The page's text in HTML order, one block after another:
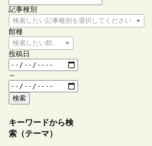
記事種別
検索したい記事種別を選択してください
館種
検索したい館種を選択してください
投稿日
～
検索
キーワードから検
索（テーマ）